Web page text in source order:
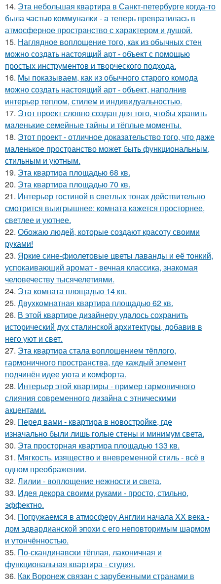
14. Эта небольшая квартира в Санкт-петербурге когда-то
была частью коммуналки - а теперь превратилась в
атмосферное пространство с характером и душой.
15. Наглядное воплощение того, как из обычных стен
можно создать настоящий арт - объект с помощью
простых инструментов и творческого подхода.
16. Мы показываем, как из обычного старого комода
можно создать настоящий арт - объект, наполнив
интерьер теплом, стилем и индивидуальностью.
17. Этот проект словно создан для того, чтобы хранить
маленькие семейные тайны и тёплые моменты.
18. Этот проект - отличное доказательство того, что даже
маленькое пространство может быть функциональным,
стильным и уютным.
19. Эта квартира площадью 68 кв.
20. Эта квартира площадью 70 кв.
21. Интерьер гостиной в светлых тонах действительно
смотрится выигрышнее: комната кажется просторнее,
светлее и уютнее.
22. Обожаю людей, которые создают красоту своими
руками!
23. Яркие сине-фиолетовые цветы лаванды и её тонкий,
успокаивающий аромат - вечная классика, знакомая
человечеству тысячелетиями.
24. Эта комната площадью 14 кв.
25. Двухкомнатная квартира площадью 62 кв.
26. В этой квартире дизайнеру удалось сохранить
исторический дух сталинской архитектуры, добавив в
него уют и свет.
27. Эта квартира стала воплощением тёплого,
гармоничного пространства, где каждый элемент
подчинён идее уюта и комфорта.
28. Интерьер этой квартиры - пример гармоничного
слияния современного дизайна с этническими
акцентами.
29. Перед вами - квартира в новостройке, где
изначально были лишь голые стены и минимум света.
30. Эта просторная квартира площадью 133 кв.
31. Мягкость, изящество и вневременной стиль - всё в
одном преображении.
32. Лилии - воплощение нежности и света.
33. Идея декора своими руками - просто, стильно,
эффектно.
34. Погружаемся в атмосферу Англии начала XX века -
дом эдвардианской эпохи с его неповторимым шармом
и утончённостью.
35. По-скандинавски тёплая, лаконичная и
функциональная квартира - студия.
36. Как Воронеж связан с зарубежными странами в